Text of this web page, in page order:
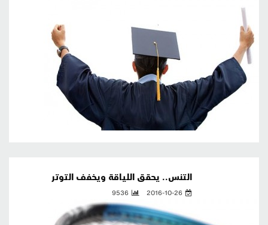
التنس.. يحقق اللياقة ويخفف التوتر
2016-10-26
9536